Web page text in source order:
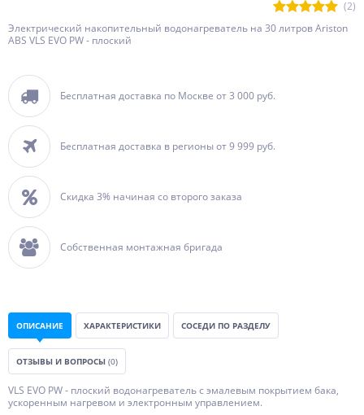
(2)
Электрический накопительный водонагреватель на 30 литров Ariston
ABS VLS EVO PW - плоский
Бесплатная доставка по Москве от 3 000 руб.
Бесплатная доставка в регионы от 9 999 руб.
Скидка 3% начиная со второго заказа
Собственная монтажная бригада
ОПИСАНИЕ ХАРАКТЕРИСТИКИ СОСЕДИ ПО РАЗДЕЛУ
ОТЗЫВЫ И ВОПРОСЫ (0)
VLS EVO PW - плоский водонагреватель с эмалевым покрытием бака,
ускоренным нагревом и электронным управлением.